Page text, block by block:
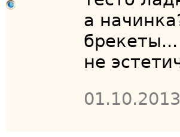
а
брекеты...
не